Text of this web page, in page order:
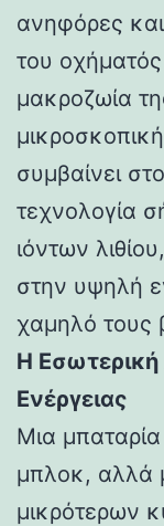
ανηφόρες
του
μακροζωία
συμβαίνει
τεχνολογία
ιόντων
στην υψηλή
χαμηλό τους
Η Εσωτερική
Ενέργειας
Μια
μπλοκ, αλλά
μικρότερων